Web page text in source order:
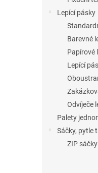
Lepící pásky
Barevné
Papírové
Lepící
Odvíječe
Palety
Sáčky, pytle
ZIP